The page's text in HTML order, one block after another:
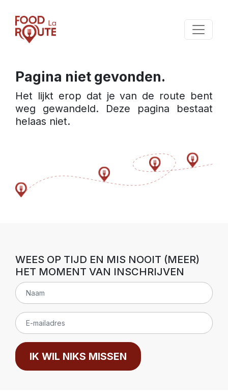
Pagina niet gevonden.
Het lijkt erop dat je van de route bent
weg gewandeld. Deze pagina bestaat
helaas niet.
WEES OP TIJD EN MIS NOOIT (MEER)
HET MOMENT VAN INSCHRIJVEN
IK WIL NIKS MISSEN